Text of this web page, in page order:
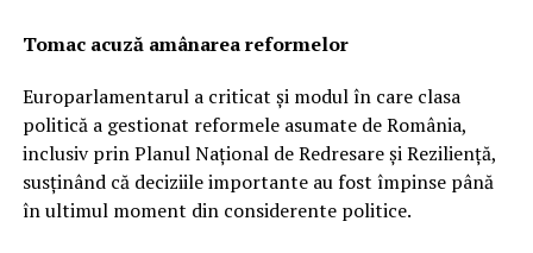
Tomac acuză amânarea reformelor
Europarlamentarul a criticat și modul în care clasa
politică a gestionat reformele asumate de România,
inclusiv prin Planul Național de Redresare și Reziliență,
susținând că deciziile importante au fost împinse până
în ultimul moment din considerente politice.